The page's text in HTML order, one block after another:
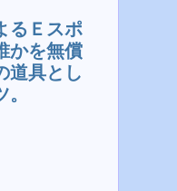
るＥスポ
かを無償
道具とし